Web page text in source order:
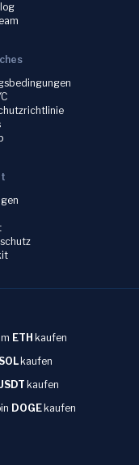
ETH kaufen
kaufen
kaufen
DOGE kaufen